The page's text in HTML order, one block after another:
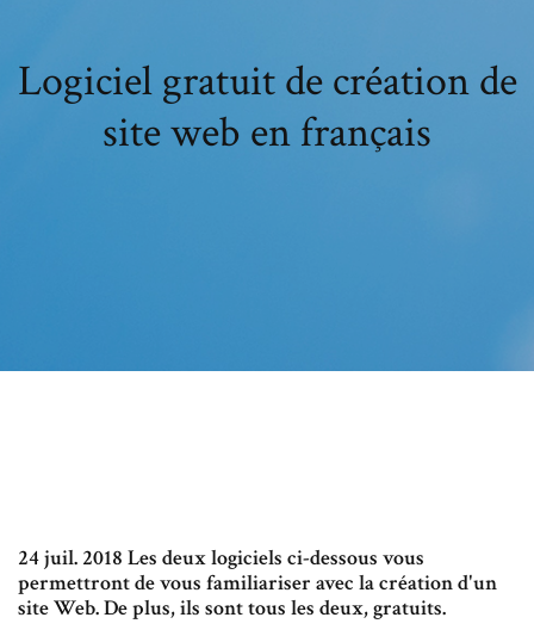
Logiciel gratuit de création de
site web en français
24 juil. 2018 Les deux logiciels ci-dessous vous
permettront de vous familiariser avec la création d'un
site Web. De plus, ils sont tous les deux, gratuits.